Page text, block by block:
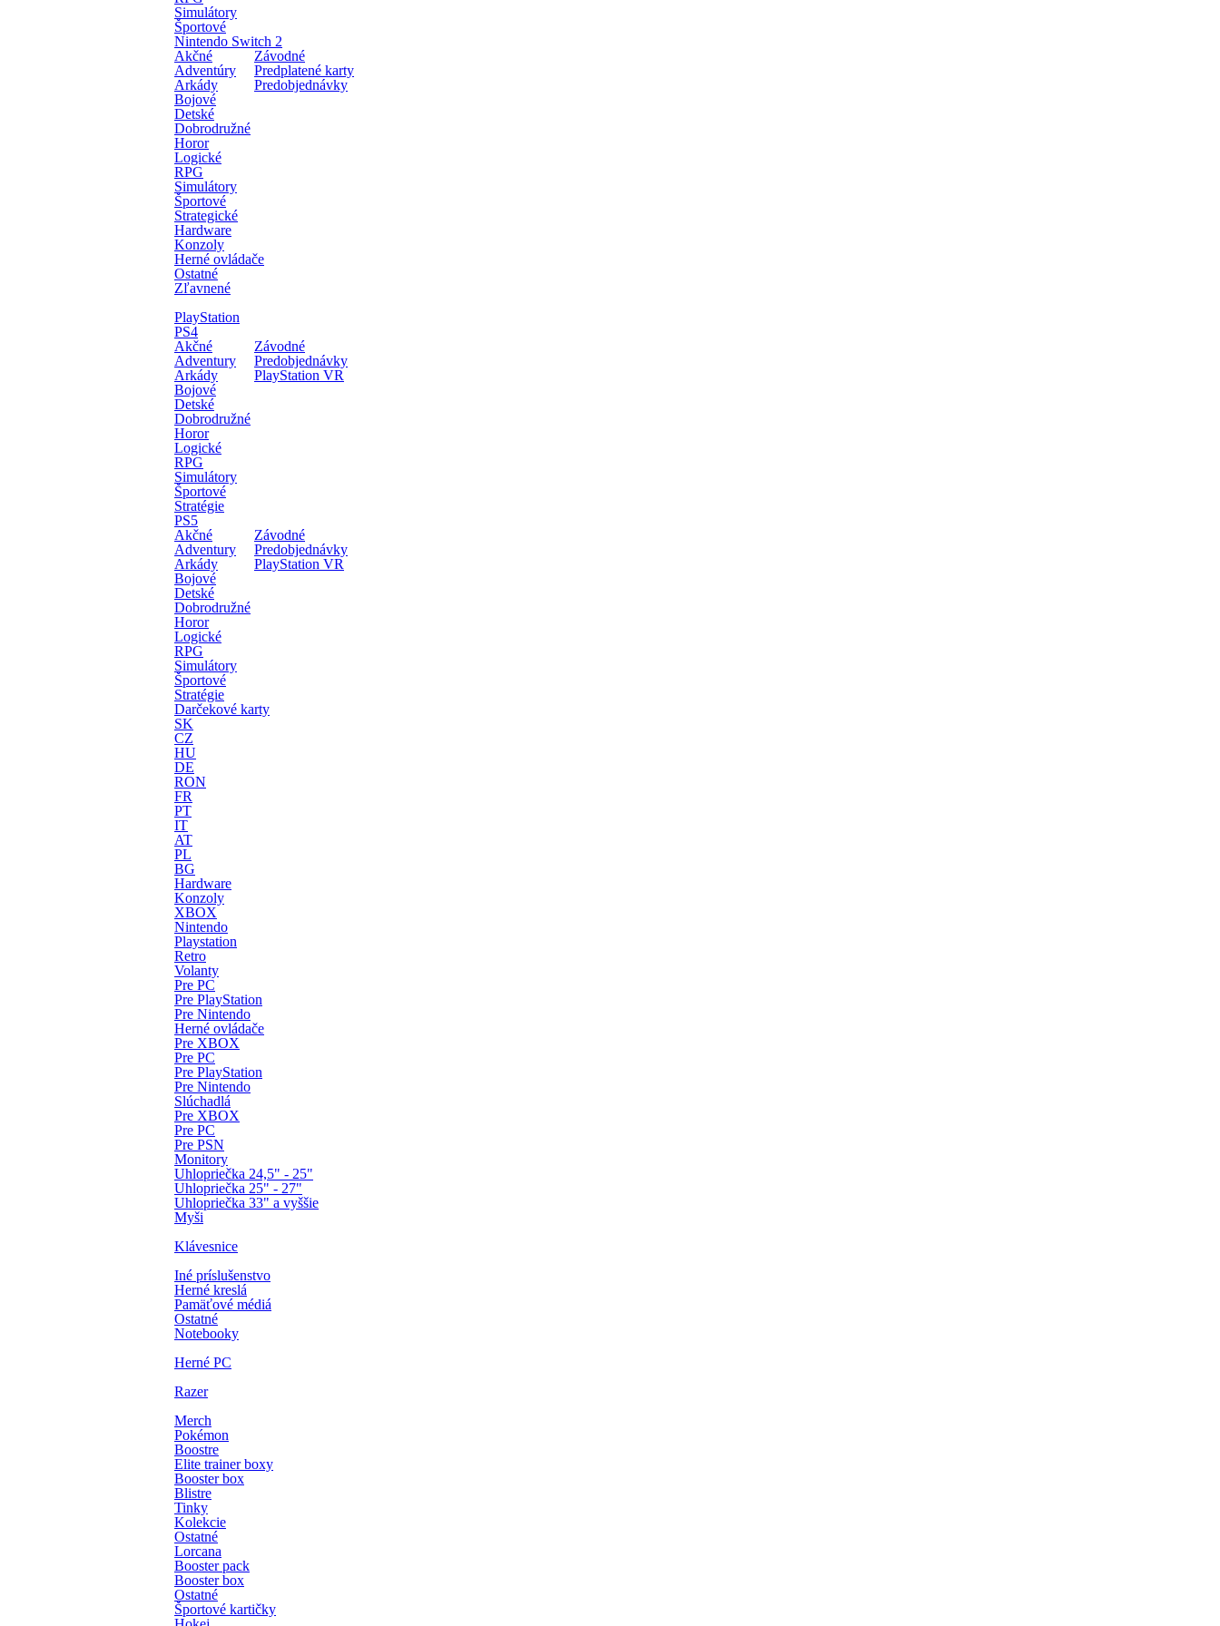
Simulátory
Športové
Nintendo Switch 2
Akčné
Adventúry
Arkády
Bojové
Detské
Dobrodružné
Horor
Logické
RPG
Simulátory
Športové
Strategické
Závodné
Predplatené karty
Predobjednávky
Hardware
Konzoly
Herné ovládače
Ostatné
Zľavnené
PlayStation
PS4
Akčné
Adventury
Arkády
Bojové
Detské
Dobrodružné
Horor
Logické
RPG
Simulátory
Športové
Stratégie
Závodné
Predobjednávky
PlayStation VR
PS5
Akčné
Adventury
Arkády
Bojové
Detské
Dobrodružné
Horor
Logické
RPG
Simulátory
Športové
Stratégie
Závodné
Predobjednávky
PlayStation VR
Darčekové karty
SK
CZ
HU
DE
RON
FR
PT
IT
AT
PL
BG
Hardware
Konzoly
XBOX
Nintendo
Playstation
Retro
Volanty
Pre PC
Pre PlayStation
Pre Nintendo
Herné ovládače
Pre XBOX
Pre PC
Pre PlayStation
Pre Nintendo
Slúchadlá
Pre XBOX
Pre PC
Pre PSN
Monitory
Uhlopriečka 24,5" - 25"
Uhlopriečka 25" - 27"
Uhlopriečka 33" a vyššie
Myši
Klávesnice
Iné príslušenstvo
Herné kreslá
Pamäťové médiá
Ostatné
Notebooky
Herné PC
Razer
Merch
Pokémon
Boostre
Elite trainer boxy
Booster box
Blistre
Tinky
Kolekcie
Ostatné
Lorcana
Booster pack
Booster box
Ostatné
Športové kartičky